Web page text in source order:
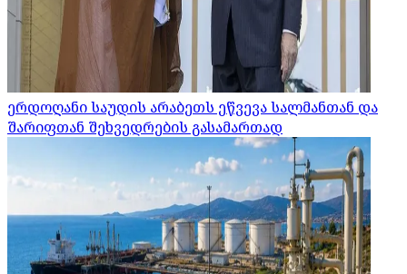
ერდოღანი საუდის არაბეთს ეწვევა სალმანთან და
შარიფთან შეხვედრების გასამართად